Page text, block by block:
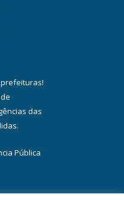
!
das
Pública